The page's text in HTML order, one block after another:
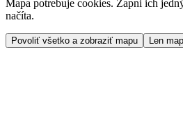
Mapa potrebuje cookies. Zapni ich
načíta.
Povoliť všetko a zobraziť mapu Len